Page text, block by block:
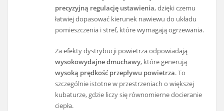
precyzyjną regulację ustawienia, dzięki czemu
łatwiej dopasować kierunek nawiewu do układu
pomieszczenia i stref, które wymagają ogrzewania.
Za efekty dystrybucji powietrza odpowiadają
wysokowydajne dmuchawy, które generują
wysoką prędkość przepływu powietrza. To
szczególnie istotne w przestrzeniach o większej
kubaturze, gdzie liczy się równomierne docieranie
ciepła.